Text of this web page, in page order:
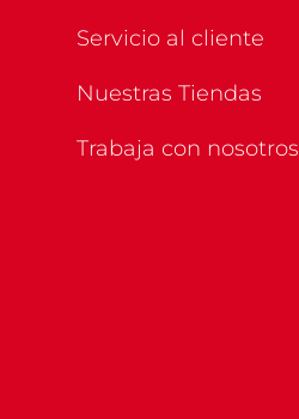
Servicio al cliente
Nuestras Tiendas
Trabaja con nosotros